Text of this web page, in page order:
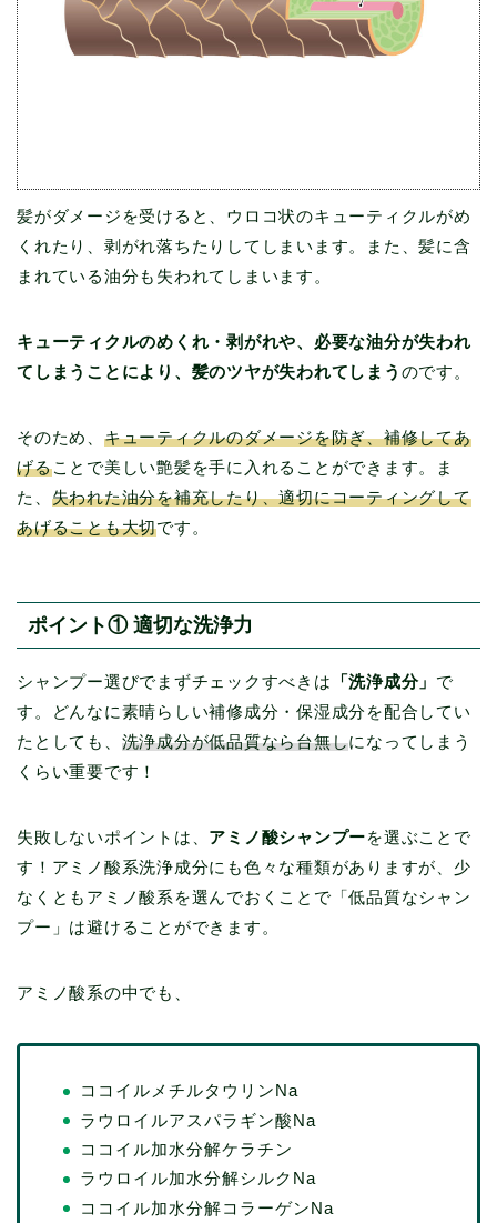
髪がダメージを受けると、ウロコ状のキューティクルがめ
くれたり、剥がれ落ちたりしてしまいます。また、髪に含
まれている油分も失われてしまいます。
キューティクルのめくれ・剥がれや、必要な油分が失われ
てしまうことにより、髪のツヤが失われてしまう のです。
そのため、 キューティクルのダメージを防ぎ、補修してあ
げることで美しい艶髪を手に入れることができます。ま
た、 失われた油分を補充したり、適切にコーティングして
あげることも大切です。
ポイント① 適切な洗浄力
シャンプー選びでまずチェックすべきは 「洗浄成分」 で
す。どんなに素晴らしい補修成分・保湿成分を配合してい
たとしても、 洗浄成分が低品質なら台無しになってしまう
くらい重要です！
失敗しないポイントは、 アミノ酸シャンプーを選ぶことで
す！アミノ酸系洗浄成分にも色々な種類がありますが、少
なくともアミノ酸系を選んでおくことで「低品質なシャン
プー」は避けることができます。
アミノ酸系の中でも、
ココイルメチルタウリンNa
ラウロイルアスパラギン酸Na
ココイル加水分解ケラチン
ラウロイル加水分解シルクNa
ココイル加水分解コラーゲンNa